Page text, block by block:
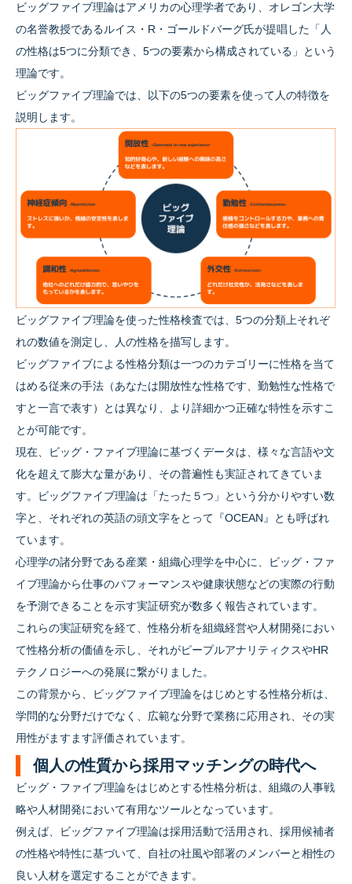
ビッグファイブ理論はアメリカの心理学者であり、オレゴン大学
の名誉教授であるルイス・R・ゴールドバーグ氏が提唱した「人
の性格は5つに分類でき、5つの要素から構成されている」という
理論です。
ビッグファイブ理論では、以下の5つの要素を使って人の特徴を
説明します。
ビッグファイブ理論を使った性格検査では、5つの分類上それぞ
れの数値を測定し、人の性格を描写します。
ビッグファイブによる性格分類は一つのカテゴリーに性格を当て
はめる従来の手法（あなたは開放性な性格です、勤勉性な性格で
すと一言で表す）とは異なり、より詳細かつ正確な特性を示すこ
とが可能です。
現在、ビッグ・ファイブ理論に基づくデータは、様々な言語や文
化を超えて膨大な量があり、その普遍性も実証されてきていま
す。ビッグファイブ理論は「たった５つ」という分かりやすい数
字と、それぞれの英語の頭文字をとって『OCEAN』とも呼ばれ
ています。
心理学の諸分野である産業・組織心理学を中心に、ビッグ・ファ
イブ理論から仕事のパフォーマンスや健康状態などの実際の行動
を予測できることを示す実証研究が数多く報告されています。
これらの実証研究を経て、性格分析を組織経営や人材開発におい
て性格分析の価値を示し、それがピープルアナリティクスやHR
テクノロジーへの発展に繋がりました。
この背景から、ビッグファイブ理論をはじめとする性格分析は、
学問的な分野だけでなく、広範な分野で業務に応用され、その実
用性がますます評価されています。
個人の性質から採用マッチングの時代へ
ビッグ・ファイブ理論をはじめとする性格分析は、組織の人事戦
略や人材開発において有用なツールとなっています。
例えば、ビッグファイブ理論は採用活動で活用され、採用候補者
の性格や特性に基づいて、自社の社風や部署のメンバーと相性の
良い人材を選定することができます。